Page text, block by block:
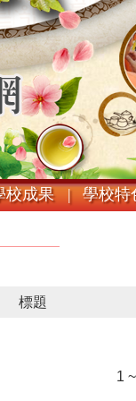
成果 |學校特
標題
1